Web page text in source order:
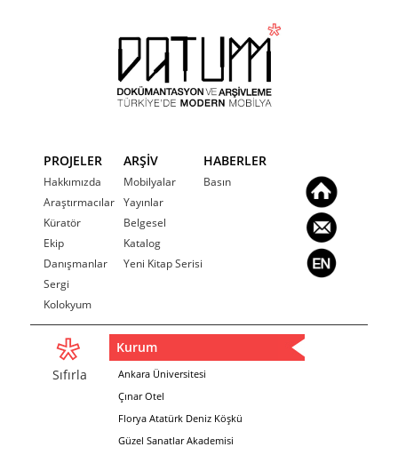
PROJELER
Hakkımızda
Araştırmacılar
Küratör
Ekip
Danışmanlar
Sergi
Kolokyum
ARŞİV
Mobilyalar
Yayınlar
Belgesel
Katalog
Yeni Kitap Serisi
HABERLER
Basın
Sıfırla
Kurum
Ankara Üniversitesi
Çınar Otel
Florya Atatürk Deniz Köşkü
Güzel Sanatlar Akademisi